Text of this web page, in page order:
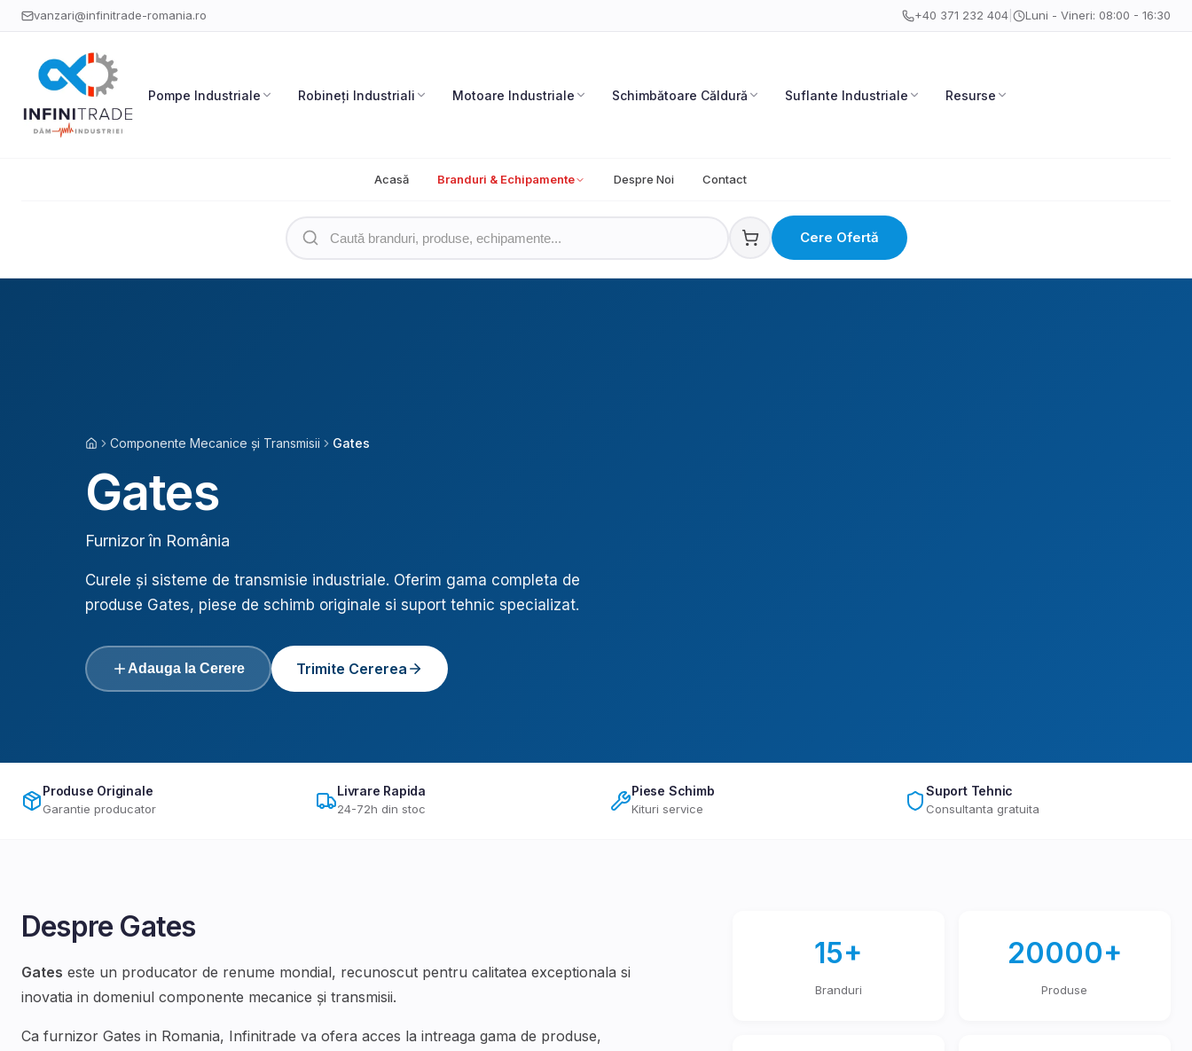
vanzari@infinitrade-romania.ro +40 371 232 404 Luni - Vineri: 08:00 - 16:30
Pompe Industriale Robineți Industriali Motoare Industriale Schimbătoare Căldură Suflante Industriale Resurse
Acasă Branduri & Echipamente Despre Noi Contact
Cere Ofertă
Acasă
Componente Mecanice și Transmisii Gates
Gates
Furnizor în România
Curele și sisteme de transmisie industriale. Oferim gama completa de
produse Gates, piese de schimb originale si suport tehnic specializat.
Adauga la Cerere Trimite Cererea
Produse Originale
Garantie producator
Livrare Rapida
24-72h din stoc
Piese Schimb
Kituri service
Suport Tehnic
Consultanta gratuita
Despre Gates
Gates este un producator de renume mondial, recunoscut pentru calitatea exceptionala si
inovatia in domeniul componente mecanice și transmisii.
Ca furnizor Gates in Romania, Infinitrade va ofera acces la intreaga gama de produse,
15+
Branduri
20000+
Produse